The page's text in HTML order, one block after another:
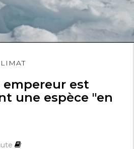
est
une espèce "en